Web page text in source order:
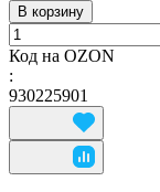
В корзину
Код на OZON
:
930225901